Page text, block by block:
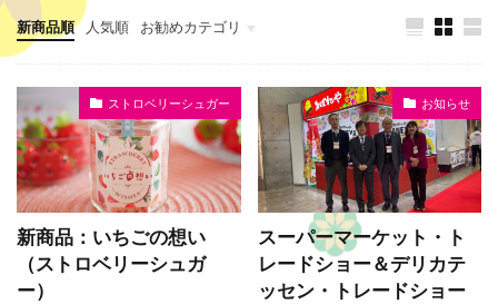
新商品順 人気順 お勧めカテゴリ
お漬物
ヘルシーフード他
ストロベリーシュガー
新商品：いちごの想い
（ストロベリーシュガ
ー）
お知らせ
スーパーマーケット・ト
レードショー＆デリカテ
ッセン・トレードショー